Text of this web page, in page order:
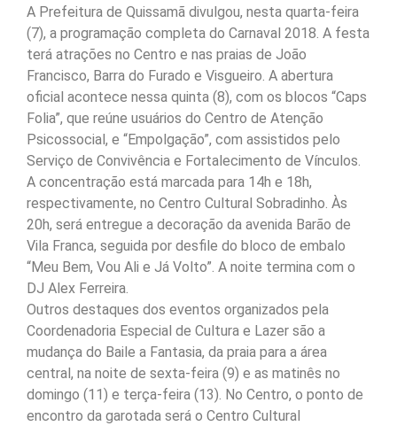
A Prefeitura de Quissamã divulgou, nesta quarta-feira
(7), a programação completa do Carnaval 2018. A festa
terá atrações no Centro e nas praias de João
Francisco, Barra do Furado e Visgueiro. A abertura
oficial acontece nessa quinta (8), com os blocos “Caps
Folia”, que reúne usuários do Centro de Atenção
Psicossocial, e “Empolgação”, com assistidos pelo
Serviço de Convivência e Fortalecimento de Vínculos.
A concentração está marcada para 14h e 18h,
respectivamente, no Centro Cultural Sobradinho. Às
20h, será entregue a decoração da avenida Barão de
Vila Franca, seguida por desfile do bloco de embalo
“Meu Bem, Vou Ali e Já Volto”. A noite termina com o
DJ Alex Ferreira.
Outros destaques dos eventos organizados pela
Coordenadoria Especial de Cultura e Lazer são a
mudança do Baile a Fantasia, da praia para a área
central, na noite de sexta-feira (9) e as matinês no
domingo (11) e terça-feira (13). No Centro, o ponto de
encontro da garotada será o Centro Cultural